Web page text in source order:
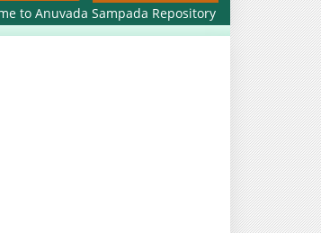
to Anuvada Sampada Repository